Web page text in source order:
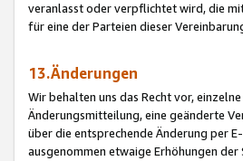
veranlasst oder verpflichtet wird, die
für eine der Parteien dieser
13.Änderungen
Wir behalten uns das Recht vor,
Änderungsmitteilung, eine geänderte
über die entsprechende Änderung per
ausgenommen etwaige Erhöhungen